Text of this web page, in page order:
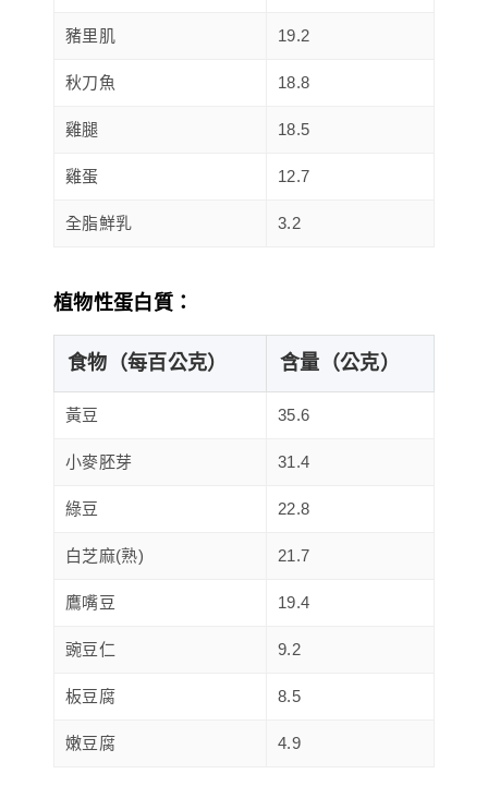
豬里肌 19.2
秋刀魚 18.8
雞腿 18.5
雞蛋 12.7
全脂鮮乳 3.2
植物性蛋白質：
食物（每百公克） 含量（公克）
黃豆 35.6
小麥胚芽 31.4
綠豆 22.8
白芝麻(熟) 21.7
鷹嘴豆 19.4
豌豆仁 9.2
板豆腐 8.5
嫩豆腐 4.9